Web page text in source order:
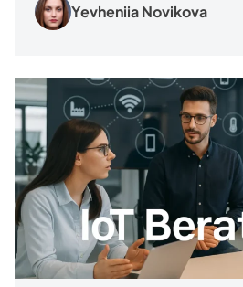
Yevheniia Novikova